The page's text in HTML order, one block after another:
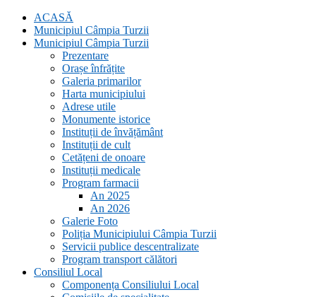
ACASĂ
Municipiul Câmpia Turzii
Municipiul Câmpia Turzii
Prezentare
Orașe înfrățite
Galeria primarilor
Harta municipiului
Adrese utile
Monumente istorice
Instituții de învățământ
Instituții de cult
Cetățeni de onoare
Instituții medicale
Program farmacii
An 2025
An 2026
Galerie Foto
Poliția Municipiului Câmpia Turzii
Servicii publice descentralizate
Program transport călători
Consiliul Local
Componența Consiliului Local